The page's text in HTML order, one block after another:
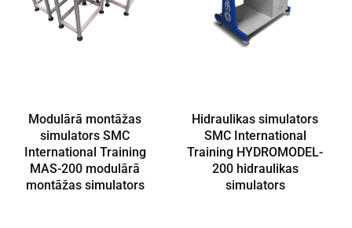
Modulārā montāžas
simulators SMC
International Training
MAS-200 modulārā
montāžas simulators
Hidraulikas simulators
SMC International
Training HYDROMODEL-
200 hidraulikas
simulators